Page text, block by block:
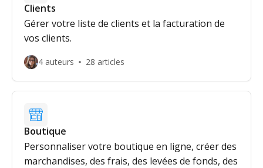
Clients
Gérer votre liste de clients et la facturation de
vos clients.
4 auteurs 28 articles
Boutique
Personnaliser votre boutique en ligne, créer des
marchandises, des frais, des levées de fonds, des